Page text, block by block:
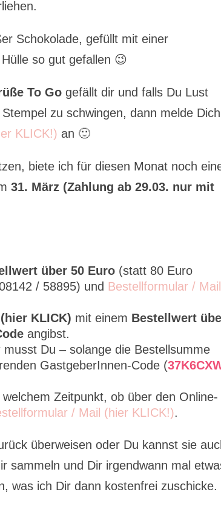
Schokolade, gefüllt mit einer
so gut gefallen 😉
To Go gefällt dir und falls Du Lust
zu schwingen, dann melde Dich
KLICK!) an 🙂
biete ich für diesen Monat noch
31. März (Zahlung ab 29.03. nur mit
über 50 Euro (statt 80 Euro
/ 58895) und Bestellformular / Mail
KLICK) mit einem Bestellwert
angibst.
Du – solange die Bestellsumme
GastgeberInnen-Code (
Zeitpunkt, ob über den Online-
/ Mail (hier KLICK!).
überweisen oder Du kannst sie
sammeln und Dir irgendwann mal
was ich Dir dann kostenfrei zuschicke.